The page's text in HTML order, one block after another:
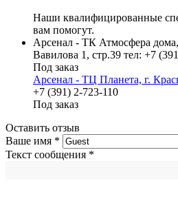
Наши квалифицированные
вам помогут.
Арсенал - ТК Атмосфера дома,
Вавилова 1, стр.39 тел: +7
Под заказ
Арсенал - ТЦ Планета, г.
+7 (391) 2-723-110
Под заказ
Оставить отзыв
Ваше имя *
Текст сообщения *